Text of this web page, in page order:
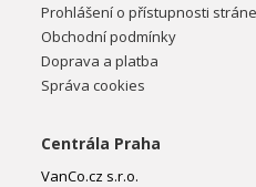
Prohlášení o přístupnosti
Obchodní podmínky
Doprava a platba
Správa cookies
Centrála Praha
VanCo.cz s.r.o.